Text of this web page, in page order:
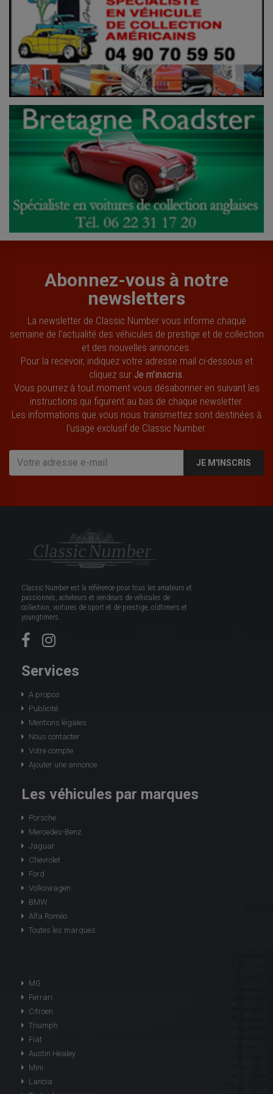
Abonnez-vous à notre
newsletters
La newsletter de Classic Number vous informe chaque
semaine de l’actualité des véhicules de prestige et de collection
et des nouvelles annonces.
Pour la recevoir, indiquez votre adresse mail ci-dessous et
cliquez sur Je m'inscris.
Vous pourrez à tout moment vous désabonner en suivant les
instructions qui figurent au bas de chaque newsletter.
Les informations que vous nous transmettez sont destinées à
l’usage exclusif de Classic Number.
JE M'INSCRIS
Classic Number est la référence pour tous les amateurs et
passionnés, acheteurs et vendeurs de véhicules de
collection, voitures de sport et de prestige, oldtimers et
youngtimers.
Services
A propos
Publicité
Mentions légales
Nous contacter
Votre compte
Ajouter une annonce
Les véhicules par marques
Porsche
Mercedes-Benz
Jaguar
Chevrolet
Ford
Volkswagen
BMW
Alfa Roméo
Toutes les marques
MG
Ferrari
Citroen
Triumph
Fiat
Austin Healey
Mini
Lancia